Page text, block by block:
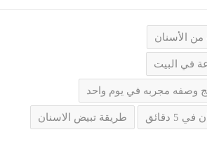
من الأسنان
في البيت
وصفه مجربه في يوم واحد
دقائق طريقة تبيض الاسنان